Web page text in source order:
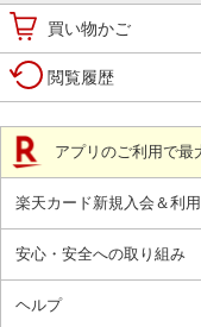
買い物かご
閲覧履歴
アプリのご利用で最
楽天カード新規入会＆利
安心・安全への取り組み
ヘルプ